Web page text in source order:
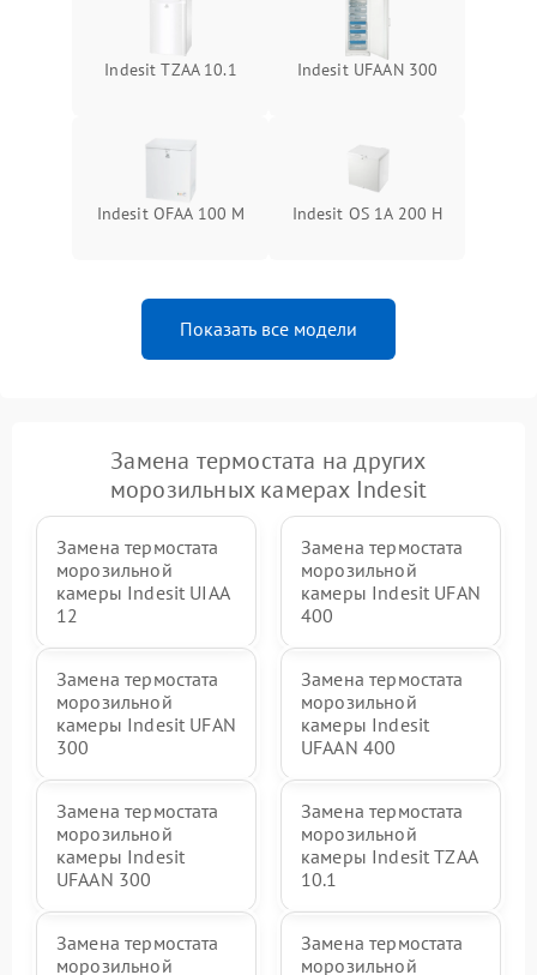
Indesit TZAA 10.1 Indesit UFAAN 300
Indesit OFAA 100 M Indesit OS 1A 200 H
Показать все модели
Замена термостата на других
морозильных камерах Indesit
Замена термостата
морозильной
камеры Indesit UIAA
12
Замена термостата
морозильной
камеры Indesit UFAN
400
Замена термостата
морозильной
камеры Indesit UFAN
300
Замена термостата
морозильной
камеры Indesit
UFAAN 400
Замена термостата
морозильной
камеры Indesit
UFAAN 300
Замена термостата
морозильной
камеры Indesit TZAA
10.1
Замена термостата
морозильной
Замена термостата
морозильной